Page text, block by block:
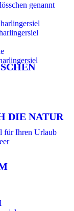
genannt
DIE NATUR
für Ihren Urlaub